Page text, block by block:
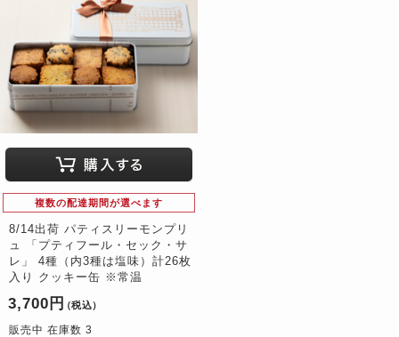
複数の配達期間が選べます
8/14出荷 パティスリーモンプリ
ュ 「プティフール・セック・サ
レ」 4種（内3種は塩味）計26枚
入り クッキー缶 ※常温
3,700円 （税込）
販売中 在庫数 3